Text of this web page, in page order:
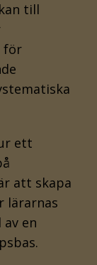
till
för
ett
att skapa
lärarnas
en